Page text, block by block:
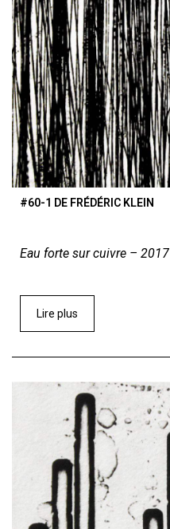
#60-1 DE FRÉDÉRIC KLEIN
Eau forte sur cuivre – 2017
Lire plus